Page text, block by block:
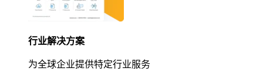
行业解决方案
为全球企业提供特定行业服务